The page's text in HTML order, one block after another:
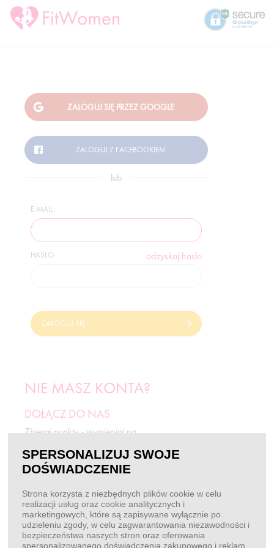
lub
E-MAIL:
HASŁO: odzyskaj hasło
ZALOGUJ SIĘ
NIE MASZ KONTA?
DOŁĄCZ DO NAS
Zbieraj punkty - wymieniaj na
ZAREJESTRUJ SIĘ
BEZ LOGOWANIA
Chcę złożyć zamówienie
SPERSONALIZUJ SWOJE
DOŚWIADCZENIE
Strona korzysta z niezbędnych plików cookie w celu
realizacji usług oraz cookie analitycznych i
marketingowych, które są zapisywane wyłącznie po
udzieleniu zgody, w celu zagwarantowania niezawodności i
bezpieczeństwa naszych stron oraz oferowania
spersonalizowanego doświadczenia zakupowego i reklam.